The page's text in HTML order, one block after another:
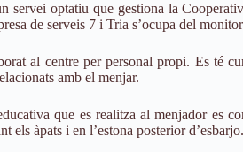
servei optatiu que gestiona la
de serveis 7 i Tria s’ocupa del
al centre per personal propi. Es té
amb el menjar.
que es realitza al menjador es
els àpats i en l’estona posterior d’esbarjo.